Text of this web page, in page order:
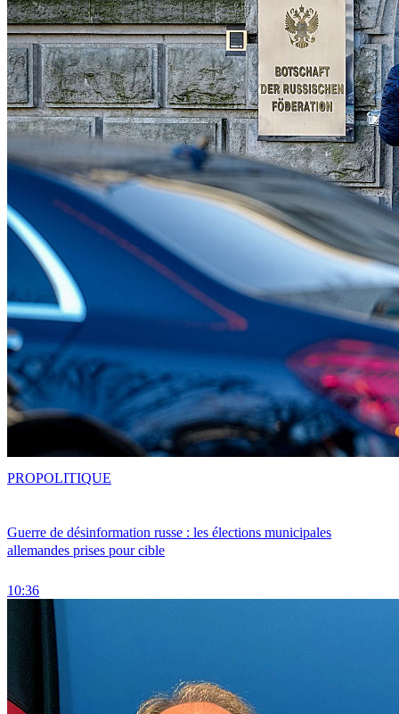
Guerre de désinformation russe : les élections municipales
allemandes prises pour cible
10:36
PROPOLITIQUE